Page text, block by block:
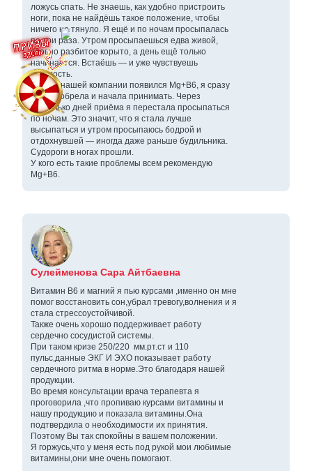
ложусь спать. Не знаешь, как удобно пристроить
ноги, пока не найдёшь такое положение, чтобы
ничего не тянуло. Я ещё и по ночам просыпалась
по три раза. Утром просыпаешься едва живой,
словно разбитое корыто, а день ещё только
начинается. Встаёшь — и уже чувствуешь
усталость.
Когда в нашей компании появился Mg+B6, я сразу
его приобрела и начала принимать. Через
несколько дней приёма я перестала просыпаться
по ночам. Это значит, что я стала лучше
высыпаться и утром просыпаюсь бодрой и
отдохнувшей — иногда даже раньше будильника.
Судороги в ногах прошли.
У кого есть такие проблемы всем рекомендую
Mg+B6.
Сулейменова Сара Айтбаевна
Витамин В6 и магний я пью курсами ,именно он мне
помог восстановить сон,убрал тревогу,волнения и я
стала стрессоустойчивой.
Также очень хорошо поддерживает работу
сердечно сосудистой системы.
При таком кризе 250/220 мм.рт.ст и 110
пульс,данные ЭКГ И ЭХО показывает работу
сердечного ритма в норме.Это благодаря нашей
продукции.
Во время консультации врача терапевта я
проговорила ,что пропиваю курсами витамины и
нашу продукцию и показала витамины.Она
подтвердила о необходимости их принятия.
Поэтому Вы так спокойны в вашем положении.
Я горжусь,что у меня есть под рукой мои любимые
витамины,они мне очень помогают.